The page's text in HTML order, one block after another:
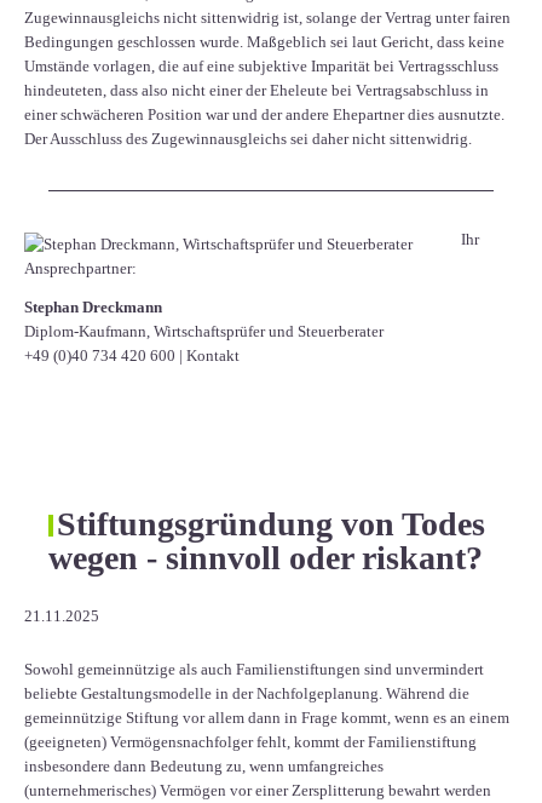
Zugewinnausgleichs nicht sittenwidrig ist, solange der Vertrag unter fairen
Bedingungen geschlossen wurde. Maßgeblich sei laut Gericht, dass keine
Umstände vorlagen, die auf eine subjektive Imparität bei Vertragsschluss
hindeuteten, dass also nicht einer der Eheleute bei Vertragsabschluss in
einer schwächeren Position war und der andere Ehepartner dies ausnutzte.
Der Ausschluss des Zugewinnausgleichs sei daher nicht sittenwidrig.
Ihr
Ansprechpartner:
Stephan Dreckmann
Diplom-Kaufmann, Wirtschaftsprüfer und Steuerberater
+49 (0)40 734 420 600 | Kontakt
Stiftungsgründung von Todes
wegen - sinnvoll oder riskant?
21.11.2025
Sowohl gemeinnützige als auch Familienstiftungen sind unvermindert
beliebte Gestaltungsmodelle in der Nachfolgeplanung. Während die
gemeinnützige Stiftung vor allem dann in Frage kommt, wenn es an einem
(geeigneten) Vermögensnachfolger fehlt, kommt der Familienstiftung
insbesondere dann Bedeutung zu, wenn umfangreiches
(unternehmerisches) Vermögen vor einer Zersplitterung bewahrt werden